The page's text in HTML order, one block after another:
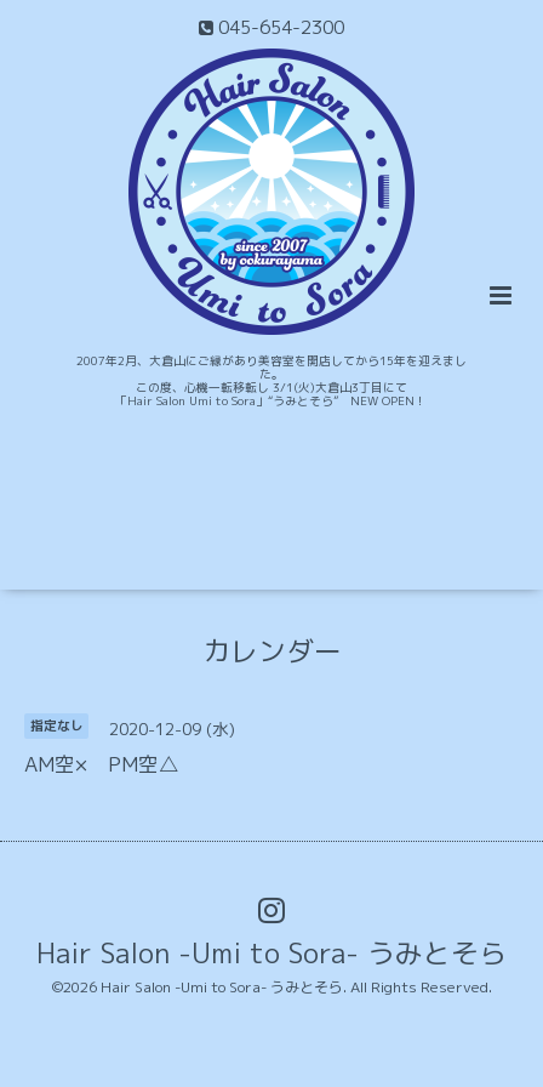
045-654-2300
2007年2月、大倉山にご縁があり美容室を開店してから15年を迎えまし
た。
この度、心機一転移転し 3/1(火)大倉山3丁目にて
「Hair Salon Umi to Sora」“うみとそら” NEW OPEN！
カレンダー
指定なし 2020-12-09 (水)
AM空× PM空△
Hair Salon -Umi to Sora- うみとそら
©2026 Hair Salon -Umi to Sora- うみとそら. All Rights Reserved.